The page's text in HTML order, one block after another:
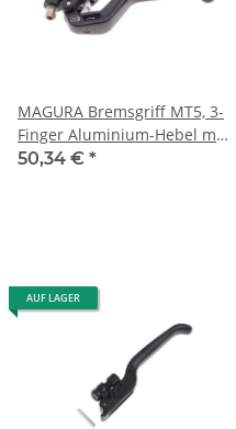
MAGURA Bremsgriff MT5, 3-
Finger Aluminium-Hebel mit
Kugelkopf, ab MJ2015
50,34 € *
AUF LAGER